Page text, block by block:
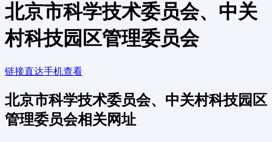
北京市科学技术委员会、中关
村科技园区管理委员会
链接直达手机查看
北京市科学技术委员会、中关村科技园区
管理委员会相关网址